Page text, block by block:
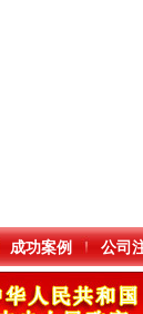
成功案例 公司